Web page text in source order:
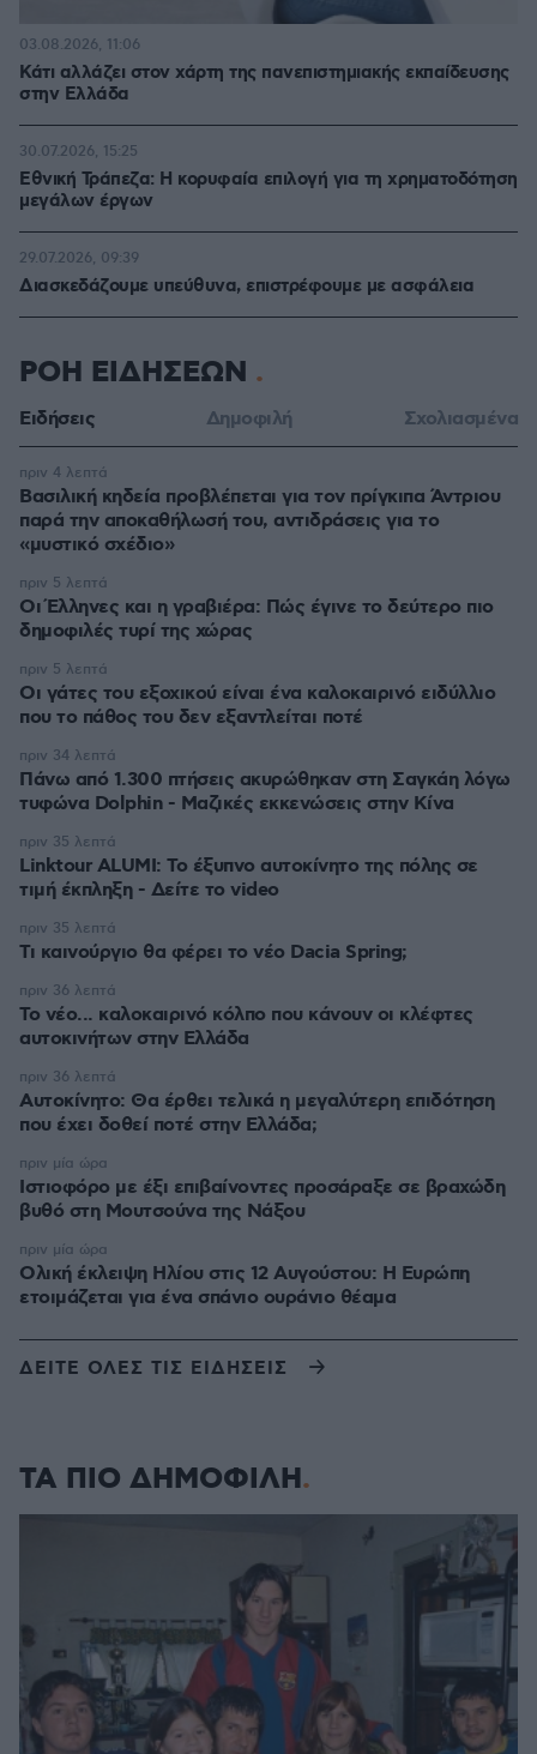
Κάτι αλλάζει στον χάρτη της πανεπιστημιακής εκπαίδευσης
στην Ελλάδα
03.08.2026, 11:06
Εθνική Τράπεζα: Η κορυφαία επιλογή για τη χρηματοδότηση
μεγάλων έργων
30.07.2026, 15:25
Διασκεδάζουμε υπεύθυνα, επιστρέφουμε με ασφάλεια
29.07.2026, 09:39
ΡΟΗ ΕΙΔΗΣΕΩΝ
Ειδήσεις Δημοφιλή Σχολιασμένα
Βασιλική κηδεία προβλέπεται για τον πρίγκιπα Άντριου
παρά την αποκαθήλωσή του, αντιδράσεις για το
«μυστικό σχέδιο»
πριν 4 λεπτά
Οι Έλληνες και η γραβιέρα: Πώς έγινε το δεύτερο πιο
δημοφιλές τυρί της χώρας
πριν 5 λεπτά
Οι γάτες του εξοχικού είναι ένα καλοκαιρινό ειδύλλιο
που το πάθος του δεν εξαντλείται ποτέ
πριν 5 λεπτά
Πάνω από 1.300 πτήσεις ακυρώθηκαν στη Σαγκάη λόγω
τυφώνα Dolphin - Μαζικές εκκενώσεις στην Κίνα
πριν 34 λεπτά
Linktour ALUMI: Το έξυπνο αυτοκίνητο της πόλης σε
τιμή έκπληξη - Δείτε το video
πριν 35 λεπτά
Τι καινούργιο θα φέρει το νέο Dacia Spring;
πριν 35 λεπτά
Το νέο... καλοκαιρινό κόλπο που κάνουν οι κλέφτες
αυτοκινήτων στην Ελλάδα
πριν 36 λεπτά
Αυτοκίνητο: Θα έρθει τελικά η μεγαλύτερη επιδότηση
που έχει δοθεί ποτέ στην Ελλάδα;
πριν 36 λεπτά
Ιστιοφόρο με έξι επιβαίνοντες προσάραξε σε βραχώδη
βυθό στη Μουτσούνα της Νάξου
πριν μία ώρα
Ολική έκλειψη Ηλίου στις 12 Αυγούστου: Η Ευρώπη
ετοιμάζεται για ένα σπάνιο ουράνιο θέαμα
πριν μία ώρα
ΔΕΙΤΕ ΟΛΕΣ ΤΙΣ ΕΙΔΗΣΕΙΣ
ΤΑ ΠΙΟ ΔΗΜΟΦΙΛΗ